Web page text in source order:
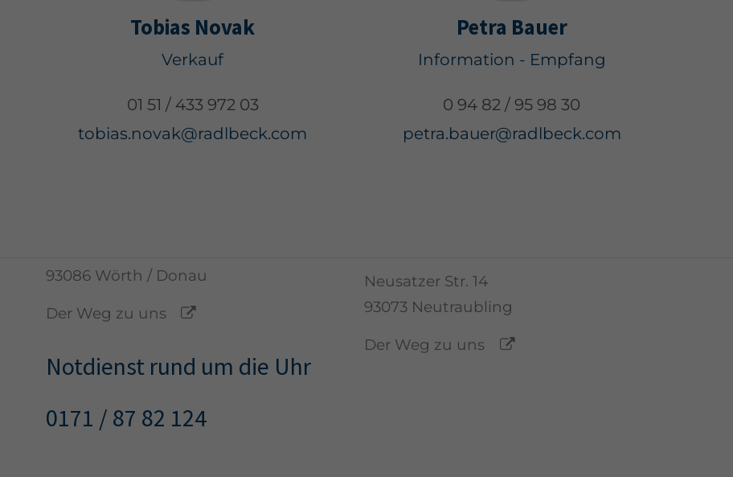
Tobias Novak
Verkauf
01 51 / 433 972 03
tobias.novak@radlbeck.com
Petra Bauer
Information - Empfang
0 94 82 / 95 98 30
petra.bauer@radlbeck.com
VW- und AUDI-Service Partner sowie
Vertriebspartner für KGM
93086 Wörth / Donau
Der Weg zu uns
Notdienst rund um die Uhr
0171 / 87 82 124
Autohaus Neutraubling
Neusatzer Str. 14
93073 Neutraubling
Der Weg zu uns